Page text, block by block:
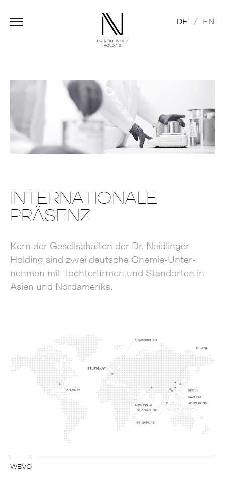
DE EN
INTERNATIONALE
PRÄSENZ
Kern der Gesellschaften der Dr. Neidlinger
Holding sind zwei deutsche Chemie-Unter­
nehmen mit Tochter­firmen und Standorten in
Asien und Nordamerika.
WEVO